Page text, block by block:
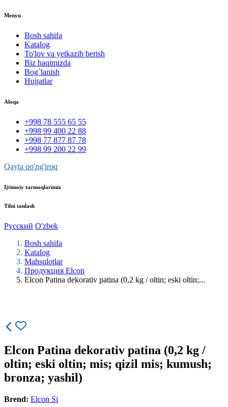
Menyu
Bosh sahifa
Katalog
To'lov va yetkazib berish
Biz haqimizda
Bog`lanish
Hujjatlar
Aloqa
+998 78 555 65 55
+998 99 400 22 88
+998 77 877 87 78
+998 99 200 22 99
Qayta qo'ng'iroq
Ijtimoiy tarmoqlarimiz
Tilni tanlash
Русский O'zbek
Bosh sahifa
Katalog
Mahsulotlar
Продукция Elcon
Elcon Patina dekorativ patina (0,2 kg / oltin; eski oltin;...
Elcon Patina dekorativ patina (0,2 kg /
oltin; eski oltin; mis; qizil mis; kumush;
bronza; yashil)
Brend: Elcon Si